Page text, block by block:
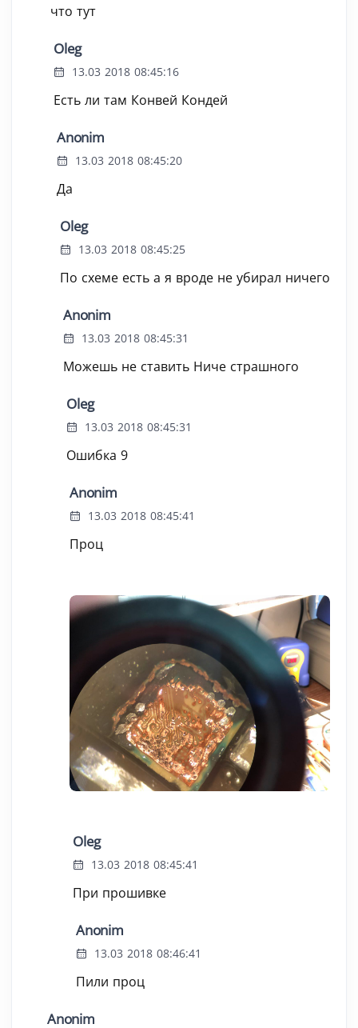
что тут
Oleg
13.03 2018 08:45:16
Есть ли там Конвей Кондей
Anonim
13.03 2018 08:45:20
Да
Oleg
13.03 2018 08:45:25
По схеме есть а я вроде не убирал ничего
Anonim
13.03 2018 08:45:31
Можешь не ставить Ниче страшного
Oleg
13.03 2018 08:45:31
Ошибка 9
Anonim
13.03 2018 08:45:41
Проц
Oleg
13.03 2018 08:45:41
При прошивке
Anonim
13.03 2018 08:46:41
Пили проц
Anonim